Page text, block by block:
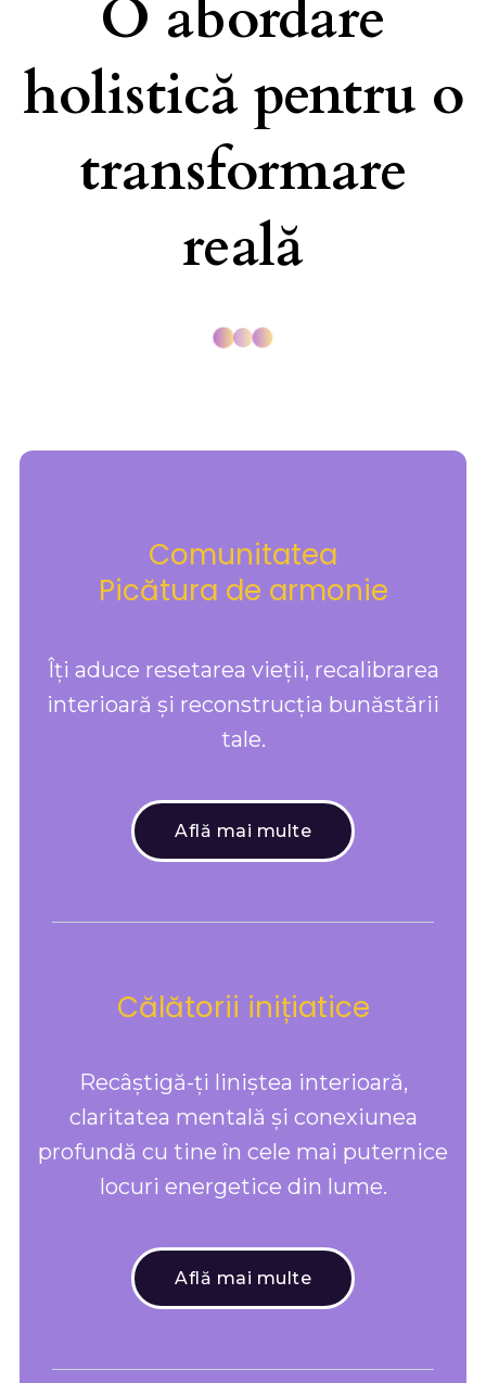
O abordare
holistică pentru o
transformare
reală
Comunitatea
Picătura de armonie
Îți aduce resetarea vieții, recalibrarea
interioară și reconstrucția bunăstării
tale.
Află mai multe
Călătorii inițiatice
Recâștigă-ți liniștea interioară,
claritatea mentală și conexiunea
profundă cu tine în cele mai puternice
locuri energetice din lume.
Află mai multe